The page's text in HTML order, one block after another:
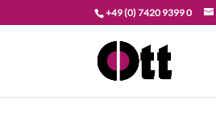
+49 (0) 7420 9399 0